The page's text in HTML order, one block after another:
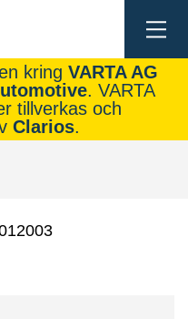
kring VARTA AG
. VARTA
tillverkas och
Clarios.